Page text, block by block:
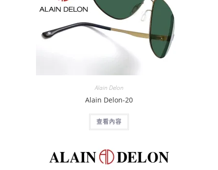
Alain Delon
Alain Delon-20
查看內容